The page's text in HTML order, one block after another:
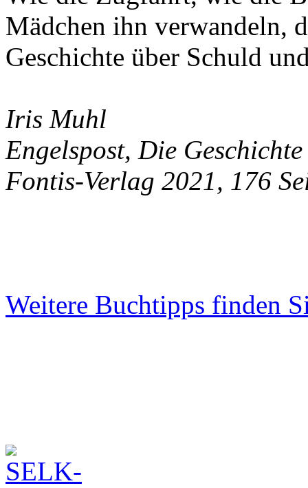
Mädchen ihn verwandeln,
Geschichte über Schuld
Iris Muhl
Engelspost, Die
Fontis-Verlag 2021, 176
Weitere Buchtipps finden